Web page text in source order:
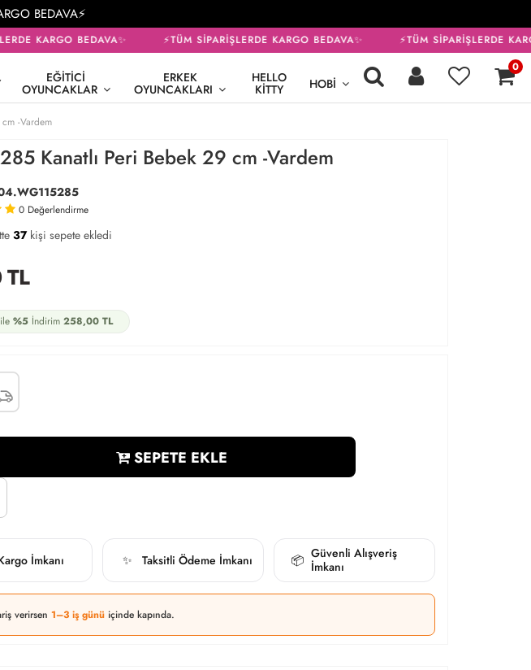
BEDAVA⚡
KARGO BEDAVA✨ ⚡TÜM SİPARİŞLERDE KARGO BEDAVA✨ ⚡TÜM SİPARİŞLERDE
EĞITICI
OYUNCAKLAR
ERKEK
OYUNCAKLARI
HELLO
KITTY HOBI
0
-Vardem
Kanatlı Peri Bebek 29 cm -Vardem
0 Değerlendirme
37kişi sepete ekledi
14
TL
%5İndirim 258,00TL
SEPETE EKLE
İmkanı ✨ Taksitli Ödeme İmkanı 📦 Güvenli Alışveriş
İmkanı
verirsen 1–3 iş günü içinde kapında.